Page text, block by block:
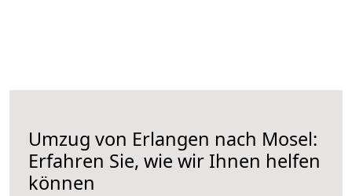
Umzug von Erlangen nach Mosel:
Erfahren Sie, wie wir Ihnen helfen
können